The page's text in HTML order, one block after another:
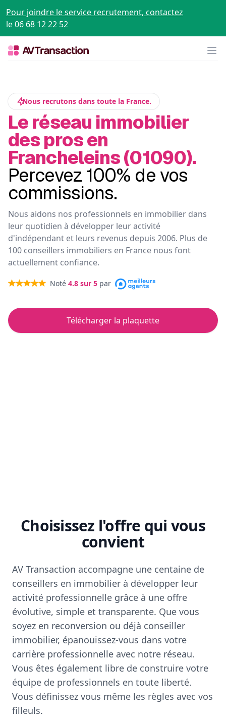
Pour joindre le service recrutement, contactez
le 06 68 12 22 52
Nous recrutons dans toute la France.
Le réseau immobilier
des pros en
Francheleins (01090).
Percevez 100% de vos
commissions.
Nous aidons nos professionnels en immobilier dans
leur quotidien à développer leur activité
d'indépendant et leurs revenus depuis 2006. Plus de
100 conseillers immobiliers en France nous font
actuellement confiance.
Noté 4.8 sur 5 par
Télécharger la plaquette
Choisissez l'offre qui vous
convient
AV Transaction accompagne une centaine de
conseillers en immobilier à développer leur
activité professionnelle grâce à une offre
évolutive, simple et transparente. Que vous
soyez en reconversion ou déjà conseiller
immobilier, épanouissez-vous dans votre
carrière professionnelle avec notre réseau.
Vous êtes également libre de construire votre
équipe de professionnels en toute liberté.
Vous définissez vous même les règles avec vos
filleuls.